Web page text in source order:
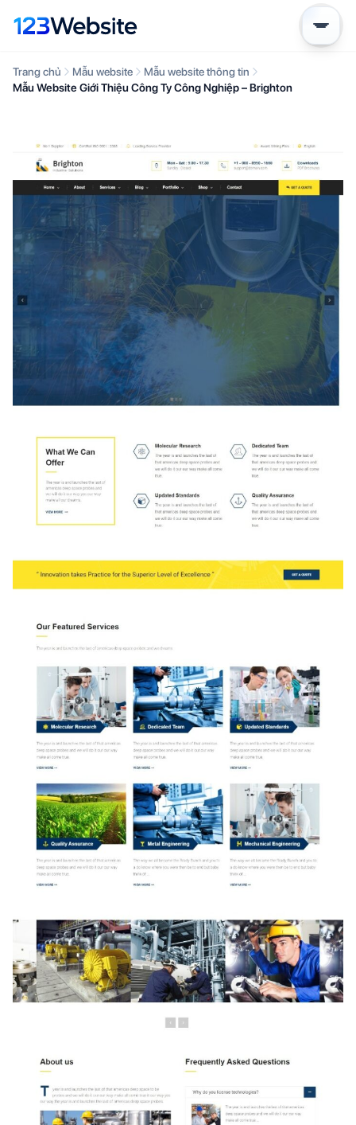
Trang chủ Mẫu website
Mẫu website thông tin
Mẫu Website Giới Thiệu Công Ty Công Nghiệp – Brighton